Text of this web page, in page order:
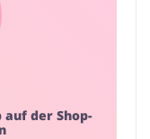
der Shop-